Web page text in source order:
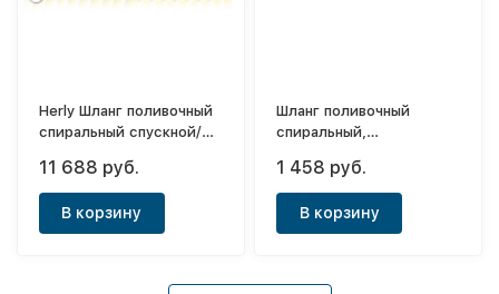
Herly Шланг поливочный
спиральный спускной/
11 688 руб.
В корзину
Шланг поливочный
спиральный,
1"х30м
1 458 руб.
В корзину